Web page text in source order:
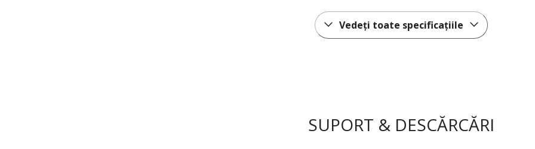
Vedeți toate specificațiile
SUPORT & DESCĂRCĂRI